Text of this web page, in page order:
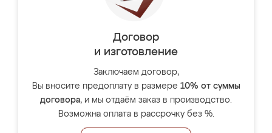
Договор
и изготовление
Заключаем договор,
Вы вносите предоплату в размере 10% от суммы
договора, и мы отдаём заказ в производство.
Возможна оплата в рассрочку без %.